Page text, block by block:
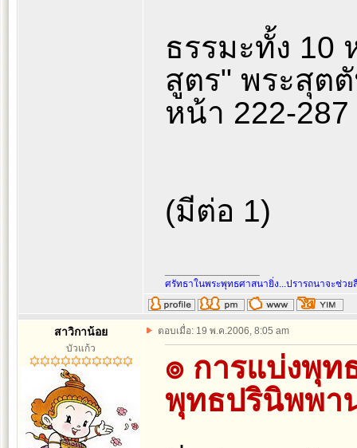
ธรรมะทั้ง 10
สูตร" พระสุต
หน้า 222-287
(มีต่อ 1)
ศรัทธาในพระพุทธศาสนายิ่ง...ปรารถนาจะช่ว
สาวิกาน้อย
บัวแก้ว
ตอบเมื่อ: 19 พ.ค.2006, 8:05 am
๏ การแบ่งพุท
พุทธปรินิพพา